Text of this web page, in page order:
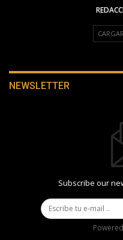
NEWSLETTER
Subscribe our